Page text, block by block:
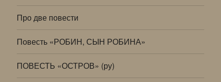
Про две повести
Повесть «РОБИН, СЫН РОБИНА»
ПОВЕСТЬ «ОСТРОВ» (ру)